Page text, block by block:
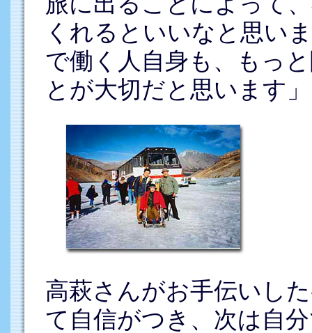
くれるといいなと思い
で働く人自身も、もっ
とが大切だと思います」
高萩さんがお手伝いし
て自信がつき、次は自